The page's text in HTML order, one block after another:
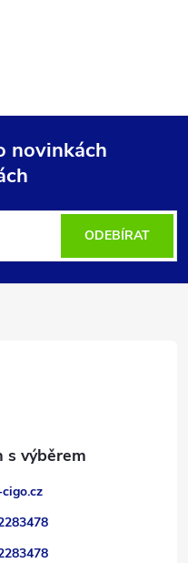
novinkách
ODEBÍRAT